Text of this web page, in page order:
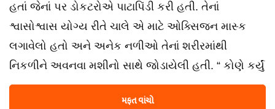
હતાં જેનાં પર ડોકટરોએ પાટાપિંડી કરી હતી. તેનાં
શ્વાસોશ્વાસ યોગ્ય રીતે ચાલે એ માટે ઓક્સિજન માસ્ક
લગાવેલો હતો અને અનેક નળીઓ તેનાં શરીરમાંથી
નિકળીને અવનવા મશીનો સાથે જોડાયેલી હતી. “ કોણે કર્યું
મફત વાંચો